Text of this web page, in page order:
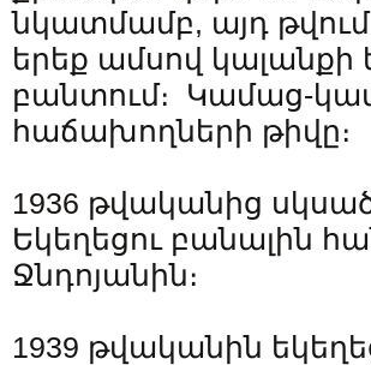
նկատմամբ, այդ
երեք ամսով կալանքի
բանտում։ Կամաց-
հաճախողների թիվը։
1936 թվականից
Եկեղեցու բանալին
Ջնդոյանին։
1939 թվականին